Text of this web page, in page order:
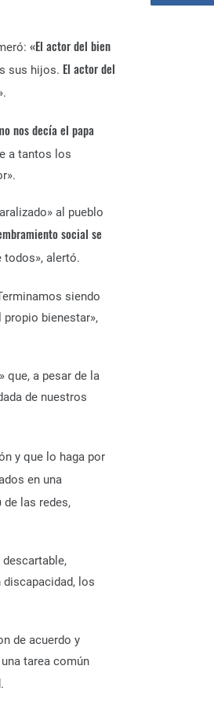
«El actor del bien
sus hijos. El actor del
nos decía el papa
a tantos los
al pueblo
social se
todos», alertó.
siendo
bienestar»,
que, a pesar de la
de nuestros
y que lo haga por
en una
de las redes,
los
de acuerdo y
tarea común
.